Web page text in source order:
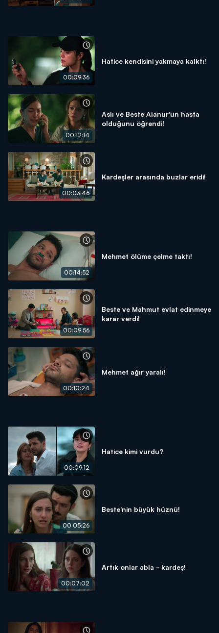
00:09:36
Hatice kendisini yakmaya kalktı!
00:12:14
Aslı ve Beste Alanur'un hasta
olduğunu öğrendi!
00:03:46
Kardeşler arasında buzlar eridi!
00:14:52
Mehmet ölüme çelme taktı!
00:09:56
Beste ve Mahmut evlat edinmeye
karar verdi!
00:10:24
Mehmet ağır yaralı!
00:09:12
Hatice kimi vurdu?
00:05:26
Beste'nin büyük hüznü!
00:07:02
Artık onlar abla - kardeş!